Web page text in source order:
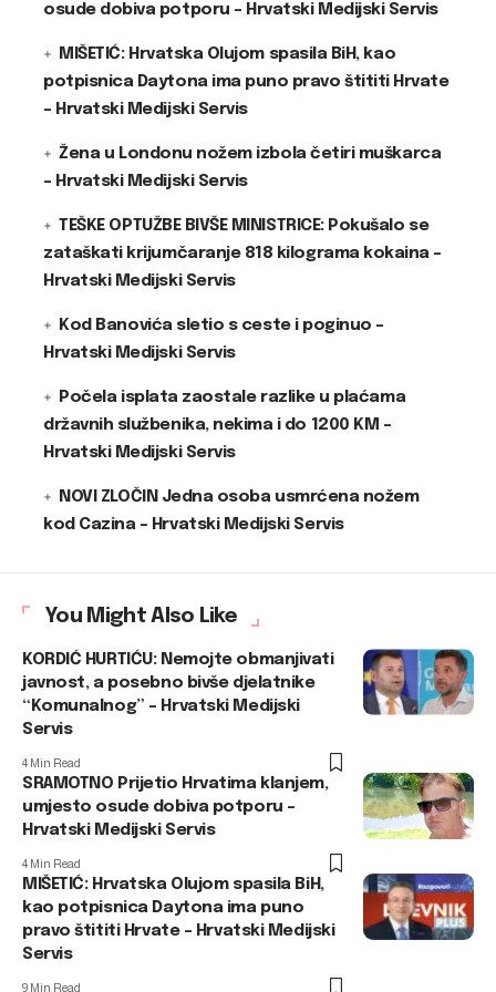
osude dobiva potporu – Hrvatski Medijski Servis
MIŠETIĆ: Hrvatska Olujom spasila BiH, kao
potpisnica Daytona ima puno pravo štititi Hrvate
– Hrvatski Medijski Servis
Žena u Londonu nožem izbola četiri muškarca
– Hrvatski Medijski Servis
TEŠKE OPTUŽBE BIVŠE MINISTRICE: Pokušalo se
zataškati krijumčaranje 818 kilograma kokaina –
Hrvatski Medijski Servis
Kod Banovića sletio s ceste i poginuo –
Hrvatski Medijski Servis
Počela isplata zaostale razlike u plaćama
državnih službenika, nekima i do 1200 KM –
Hrvatski Medijski Servis
NOVI ZLOČIN Jedna osoba usmrćena nožem
kod Cazina – Hrvatski Medijski Servis
You Might Also Like
KORDIĆ HURTIĆU: Nemojte obmanjivati
javnost, a posebno bivše djelatnike
“Komunalnog” – Hrvatski Medijski
Servis
4 Min Read
SRAMOTNO Prijetio Hrvatima klanjem,
umjesto osude dobiva potporu –
Hrvatski Medijski Servis
4 Min Read
MIŠETIĆ: Hrvatska Olujom spasila BiH,
kao potpisnica Daytona ima puno
pravo štititi Hrvate – Hrvatski Medijski
Servis
9 Min Read